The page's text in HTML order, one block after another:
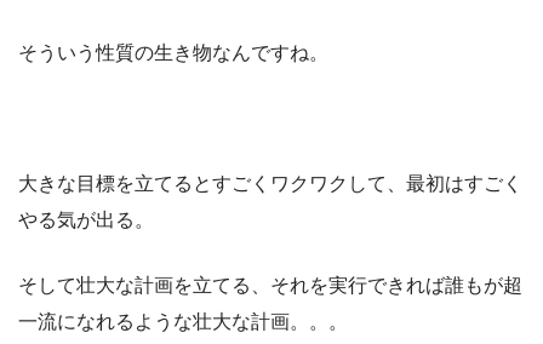
そういう性質の生き物なんですね。
大きな目標を立てるとすごくワクワクして、最初はすごく
やる気が出る。
そして壮大な計画を立てる、それを実行できれば誰もが超
一流になれるような壮大な計画。。。